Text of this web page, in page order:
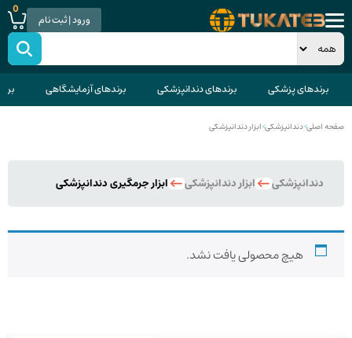
ورود | ثبت نام
0
برندهای پزشکی برندهای دندانپزشکی برندهای آزمایشگاهی
صفحه اصلی>دندانپزشکی>ابزار دندانپزشکی
دندانپزشکی ابزار دندانپزشکی ابزار جرمگیری دندانپزشکی
هیچ محصولی یافت نشد.